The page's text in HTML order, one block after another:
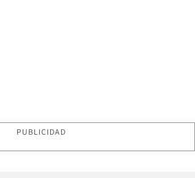
PUBLICIDAD